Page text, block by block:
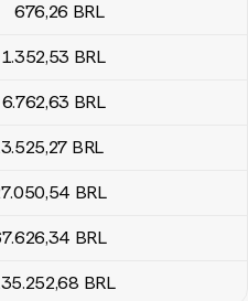
676,26 BRL
1.352,53 BRL
6.762,63 BRL
,27 BRL
,54 BRL
,34 BRL
,68 BRL